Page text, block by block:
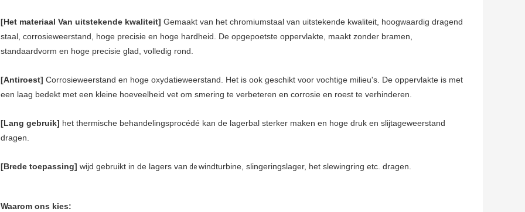
[Het materiaal Van uitstekende kwaliteit] Gemaakt van het chromiumstaal van uitstekende kwaliteit, hoogwaardig dragend
staal, corrosieweerstand, hoge precisie en hoge hardheid. De opgepoetste oppervlakte, maakt zonder bramen,
standaardvorm en hoge precisie glad, volledig rond.
[Antiroest] Corrosieweerstand en hoge oxydatieweerstand. Het is ook geschikt voor vochtige milieu's. De oppervlakte is met
een laag bedekt met een kleine hoeveelheid vet om smering te verbeteren en corrosie en roest te verhinderen.
[Lang gebruik] het thermische behandelingsprocédé kan de lagerbal sterker maken en hoge druk en slijtageweerstand
dragen.
[Brede toepassing] wijd gebruikt in de lagers van de windturbine, slingeringslager, het slewingring etc. dragen.
Waarom ons kies: